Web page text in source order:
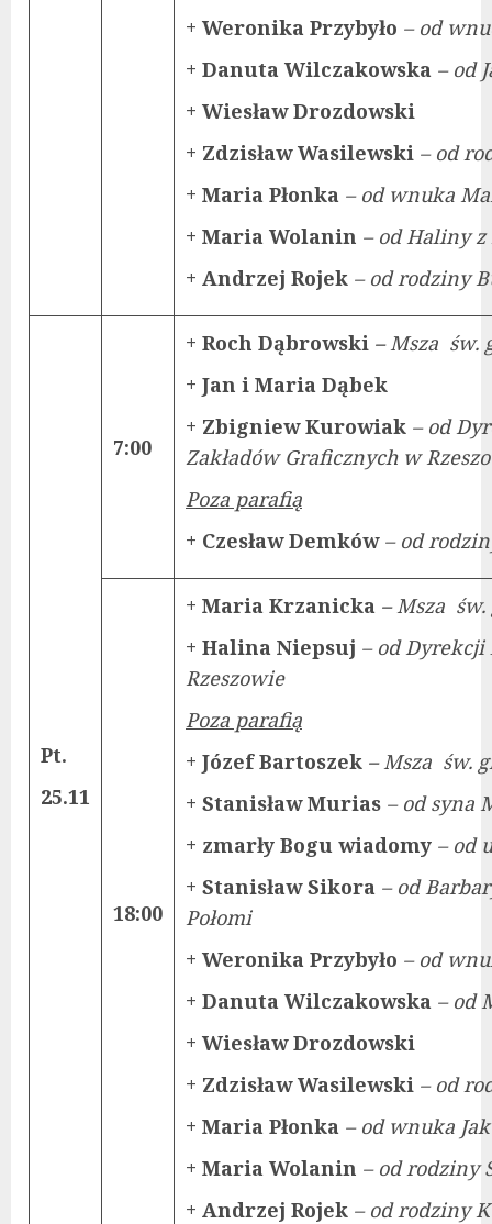
+ Weronika Przybyło – od
+ Danuta Wilczakowska – od
+ Wiesław Drozdowski
+ Zdzisław Wasilewski – od
+ Maria Płonka – od wnuka
+ Maria Wolanin – od Haliny
+ Andrzej Rojek – od rodziny
Pt.
25.11
7:00
+ Roch Dąbrowski – Msza św.
+ Jan i Maria Dąbek
+ Zbigniew Kurowiak – od
Zakładów Graficznych w
Poza parafią
+ Czesław Demków – od
18:00
+ Maria Krzanicka – Msza
+ Halina Niepsuj – od
Rzeszowie
Poza parafią
+ Józef Bartoszek – Msza św.
+ Stanisław Murias – od syna
+ zmarły Bogu wiadomy – od
+ Stanisław Sikora – od
Połomi
+ Weronika Przybyło – od
+ Danuta Wilczakowska – od
+ Wiesław Drozdowski
+ Zdzisław Wasilewski – od
+ Maria Płonka – od wnuka
+ Maria Wolanin – od rodziny
+ Andrzej Rojek – od rodziny